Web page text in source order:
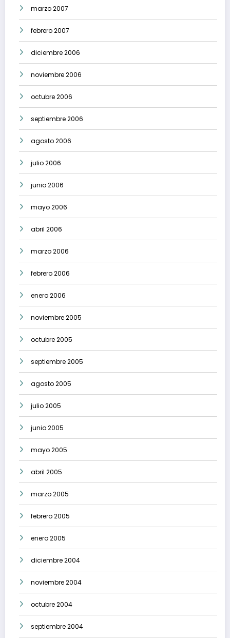
marzo 2007
febrero 2007
diciembre 2006
noviembre 2006
octubre 2006
septiembre 2006
agosto 2006
julio 2006
junio 2006
mayo 2006
abril 2006
marzo 2006
febrero 2006
enero 2006
noviembre 2005
octubre 2005
septiembre 2005
agosto 2005
julio 2005
junio 2005
mayo 2005
abril 2005
marzo 2005
febrero 2005
enero 2005
diciembre 2004
noviembre 2004
octubre 2004
septiembre 2004